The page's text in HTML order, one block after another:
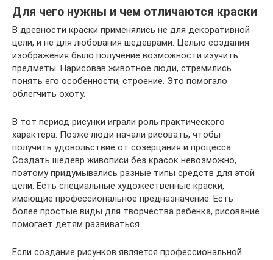
Для чего нужны и чем отличаются краски
В древности краски применялись не для декоративной
цели, и не для любования шедеврами. Целью создания
изображения было получение возможности изучить
предметы. Нарисовав животное люди, стремились
понять его особенности, строение. Это помогало
облегчить охоту.
В тот период рисунки играли роль практического
характера. Позже люди начали рисовать, чтобы
получить удовольствие от созерцания и процесса.
Создать шедевр живописи без красок невозможно,
поэтому придумывались разные типы средств для этой
цели. Есть специальные художественные краски,
имеющие профессиональное предназначение. Есть
более простые виды для творчества ребенка, рисование
помогает детям развиваться.
Если создание рисунков является профессиональной